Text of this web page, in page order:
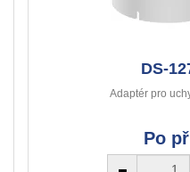
DS-
Adaptér pro
Po